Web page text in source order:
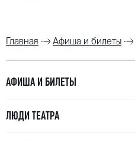
Главная Афиша и билеты
АФИША И БИЛЕТЫ
ЛЮДИ ТЕАТРА